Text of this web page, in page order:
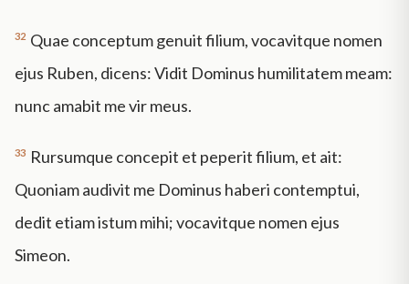
32 Quae conceptum genuit filium, vocavitque nomen
ejus Ruben, dicens: Vidit Dominus humilitatem meam:
nunc amabit me vir meus.
33 Rursumque concepit et peperit filium, et ait:
Quoniam audivit me Dominus haberi contemptui,
dedit etiam istum mihi; vocavitque nomen ejus
Simeon.